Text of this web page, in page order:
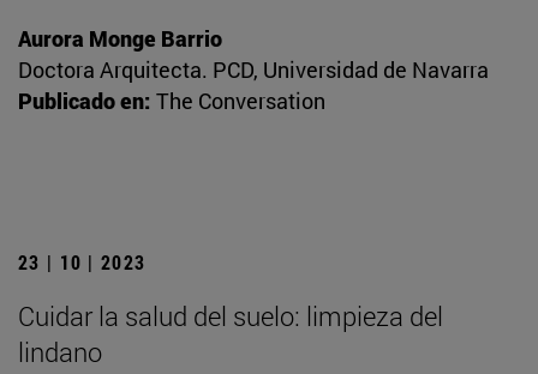
Aurora Monge Barrio
Doctora Arquitecta. PCD, Universidad de Navarra
Publicado en: The Conversation
23 | 10 | 2023
Cuidar la salud del suelo: limpieza del
lindano